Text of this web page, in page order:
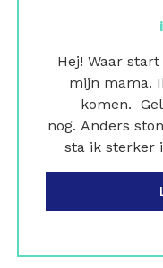
Hej! Waar
mijn mama.
komen.
nog. Anders
sta ik sterker